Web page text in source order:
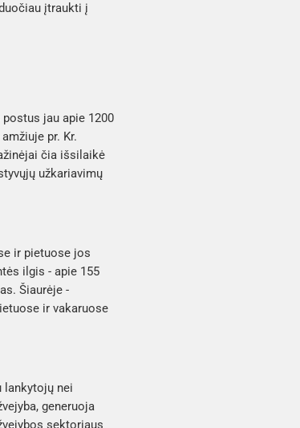
įtraukti į
jau apie 1200
pr. Kr.
čia išsilaikė
užkariavimų
ir pietuose jos
ilgis - apie 155
Šiaurėje -
ir vakaruose
lankytojų nei
generuoja
sektoriaus